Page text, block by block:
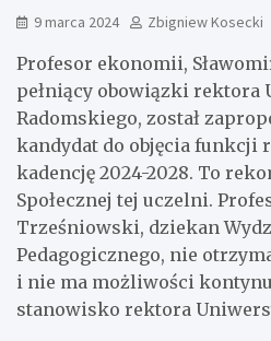
9 marca 2024 Zbigniew Kosecki
Profesor ekonomii,
pełniący obowiązki rektora
Radomskiego, został
kandydat do objęcia funkcji
kadencję 2024-2028. To
Społecznej tej uczelni.
Trześniowski, dziekan
Pedagogicznego, nie
i nie ma możliwości
stanowisko rektora